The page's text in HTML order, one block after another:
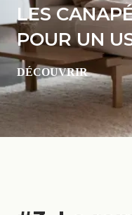
LES
POUR UN
DÉCOUVRIR